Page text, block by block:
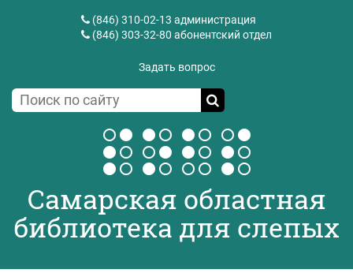
(846) 310-02-13 администрация
(846) 303-32-80 абонентский отдел
Задать вопрос
Самарская областная
библиотека для слепых